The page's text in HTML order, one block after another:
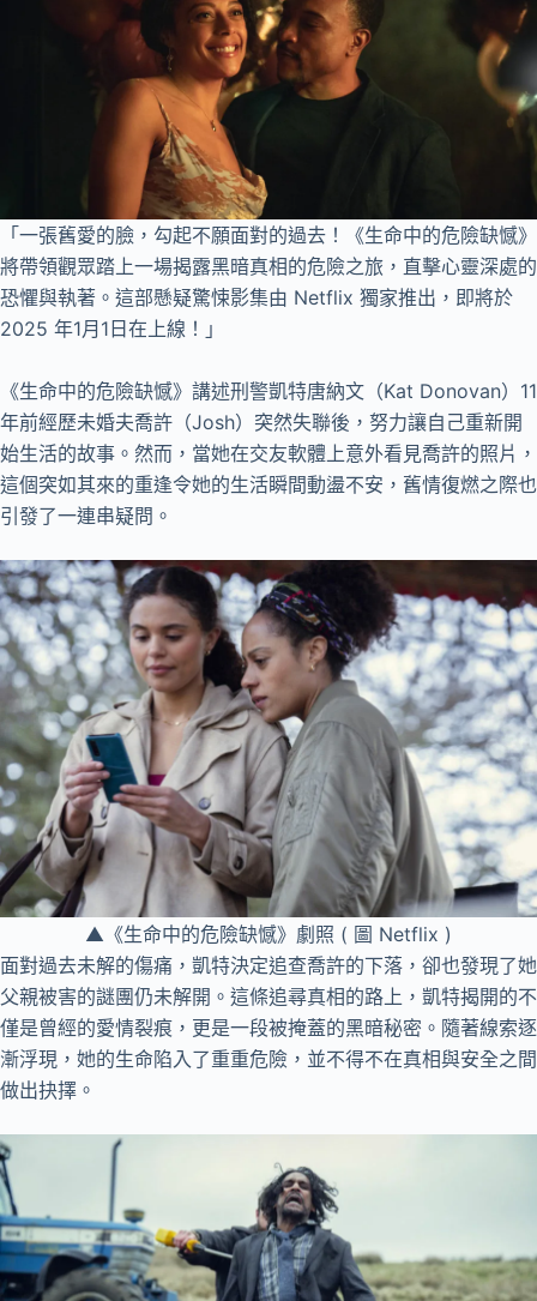
「一張舊愛的臉，勾起不願面對的過去！《生命中的危險缺憾》
將帶領觀眾踏上一場揭露黑暗真相的危險之旅，直擊心靈深處的
恐懼與執著。這部懸疑驚悚影集由 Netflix 獨家推出，即將於
2025 年1月1日在上線！」
《生命中的危險缺憾》講述刑警凱特唐納文（Kat Donovan）11
年前經歷未婚夫喬許（Josh）突然失聯後，努力讓自己重新開
始生活的故事。然而，當她在交友軟體上意外看見喬許的照片，
這個突如其來的重逢令她的生活瞬間動盪不安，舊情復燃之際也
引發了一連串疑問。
▲《生命中的危險缺憾》劇照 ( 圖 Netflix )
面對過去未解的傷痛，凱特決定追查喬許的下落，卻也發現了她
父親被害的謎團仍未解開。這條追尋真相的路上，凱特揭開的不
僅是曾經的愛情裂痕，更是一段被掩蓋的黑暗秘密。隨著線索逐
漸浮現，她的生命陷入了重重危險，並不得不在真相與安全之間
做出抉擇。